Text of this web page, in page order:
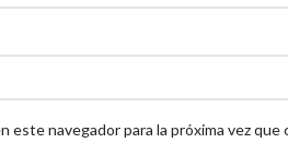
este navegador para la próxima vez que